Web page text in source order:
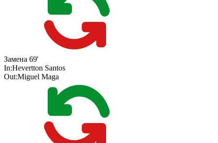
Замена 69'
In:Hevertton Santos
Out:Miguel Maga